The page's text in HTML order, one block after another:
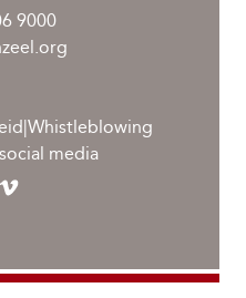
9000
|Whistleblowing
media